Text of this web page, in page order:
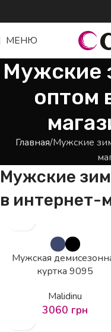
МЕНЮ
Мужские
оптом
Главная Мужские
Мужские
в интернет-
Мужская
куртка 9095
Malidinu
3060 грн